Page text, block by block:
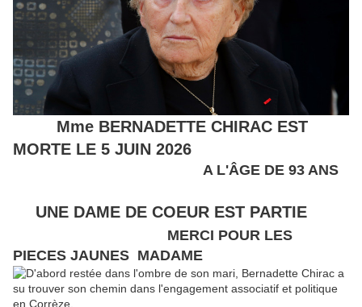
Mme BERNADETTE CHIRAC EST
MORTE LE 5 JUIN 2026
A L'ÂGE DE 93 ANS
UNE DAME DE COEUR EST PARTIE
MERCI POUR LES
PIECES JAUNES MADAME